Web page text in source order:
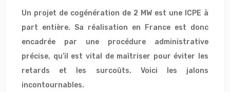
Un projet de cogénération de 2 MW est une ICPE à
part entière. Sa réalisation en France est donc
encadrée par une procédure administrative
précise, qu’il est vital de maîtriser pour éviter les
retards et les surcoûts. Voici les jalons
incontournables.